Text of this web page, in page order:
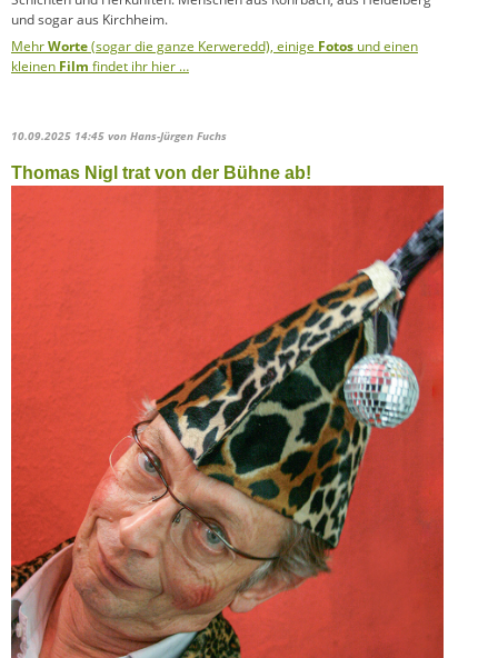
und sogar aus Kirchheim.
MehrWorte(sogar die ganze Kerweredd), einige Fotos und einen
kleinen Film findet ihr hier …
10.09.2025 14:45 von Hans-Jürgen Fuchs
Thomas Nigl trat von der Bühne ab!